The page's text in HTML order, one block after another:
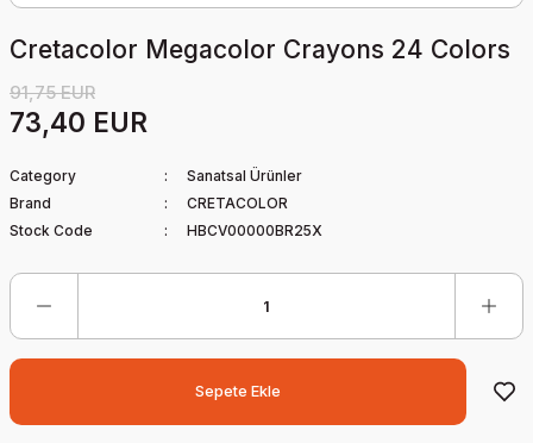
Cretacolor Megacolor Crayons 24 Colors
91,75 EUR
73,40 EUR
Category
Sanatsal Ürünler
Brand
CRETACOLOR
Stock Code
HBCV00000BR25X
Sepete Ekle